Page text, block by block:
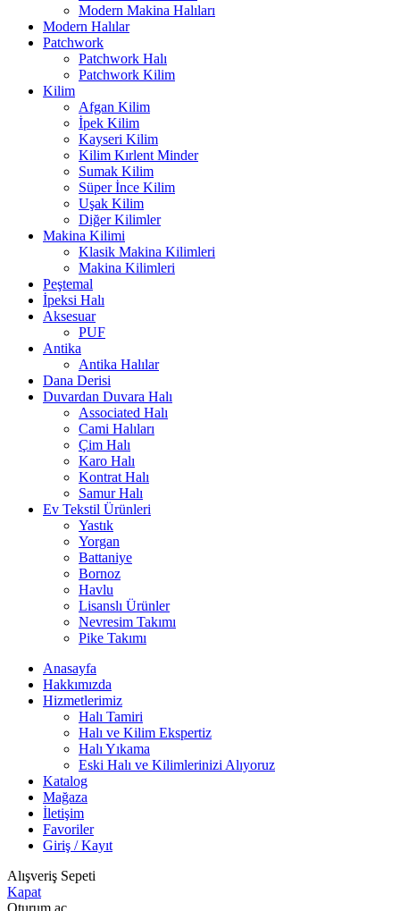
Modern Makina Halıları
Modern Halılar
Patchwork
Patchwork Halı
Patchwork Kilim
Kilim
Afgan Kilim
İpek Kilim
Kayseri Kilim
Kilim Kırlent Minder
Sumak Kilim
Süper İnce Kilim
Uşak Kilim
Diğer Kilimler
Makina Kilimi
Klasik Makina Kilimleri
Makina Kilimleri
Peştemal
İpeksi Halı
Aksesuar
PUF
Antika
Antika Halılar
Dana Derisi
Duvardan Duvara Halı
Associated Halı
Cami Halıları
Çim Halı
Karo Halı
Kontrat Halı
Samur Halı
Ev Tekstil Ürünleri
Yastık
Yorgan
Battaniye
Bornoz
Havlu
Lisanslı Ürünler
Nevresim Takımı
Pike Takımı
Anasayfa
Hakkımızda
Hizmetlerimiz
Halı Tamiri
Halı ve Kilim Ekspertiz
Halı Yıkama
Eski Halı ve Kilimlerinizi Alıyoruz
Katalog
Mağaza
İletişim
Favoriler
Giriş / Kayıt
Alışveriş Sepeti
Kapat
Oturum aç